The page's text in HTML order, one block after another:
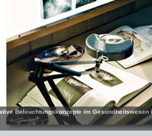
Beleuchtungskonzepte im